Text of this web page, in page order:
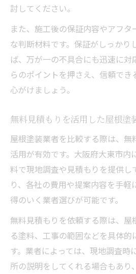
討してください。
また、施工後の保証内容やアフ
な判断材料です。保証がしっかり
ば、万が一の不具合にも迅速に対
らのポイントを押さえ、信頼でき
心がけましょう。
無料見積もりを活用した屋根塗
屋根塗装業者を比較する際は、無
活用が有効です。大阪府大東市内
料で現地調査や見積もりを提供し
り、各社の費用や提案内容を手軽
得のいく業者選びが可能です。
無料見積もりを依頼する際は、屋
る塗料、工事の範囲などを具体的
す。業者によっては、現地調査時
所の説明をしてくれる場合もあり